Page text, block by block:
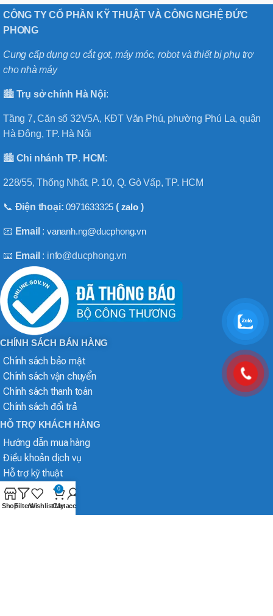
CÔNG TY CỔ PHẦN KỸ THUẬT VÀ CÔNG NGHỆ ĐỨC
PHONG
Cung cấp dụng cụ cắt gọt, máy móc, robot và thiết bị phụ trợ
cho nhà máy
🏙️ Trụ sở chính Hà Nội:
Tầng 7, Căn số 32V5A, KĐT Văn Phú, phường Phú La, quận
Hà Đông, TP. Hà Nội
🏙️ Chi nhánh TP. HCM:
228/55, Thống Nhất, P. 10, Q. Gò Vấp, TP. HCM
📞 Điện thoại:0971633325 ( zalo)
📧 Email :vananh.ng@ducphong.vn
📧 Email : info@ducphong.vn
CHÍNH SÁCH BÁN HÀNG
Chính sách bảo mật
Chính sách vận chuyển
Chính sách thanh toán
Chính sách đổi trả
HỖ TRỢ KHÁCH HÀNG
Hướng dẫn mua hàng
Điều khoản dịch vụ
Hỗ trợ kỹ thuật
ShopFiltersWishlist
0
Cart
My account